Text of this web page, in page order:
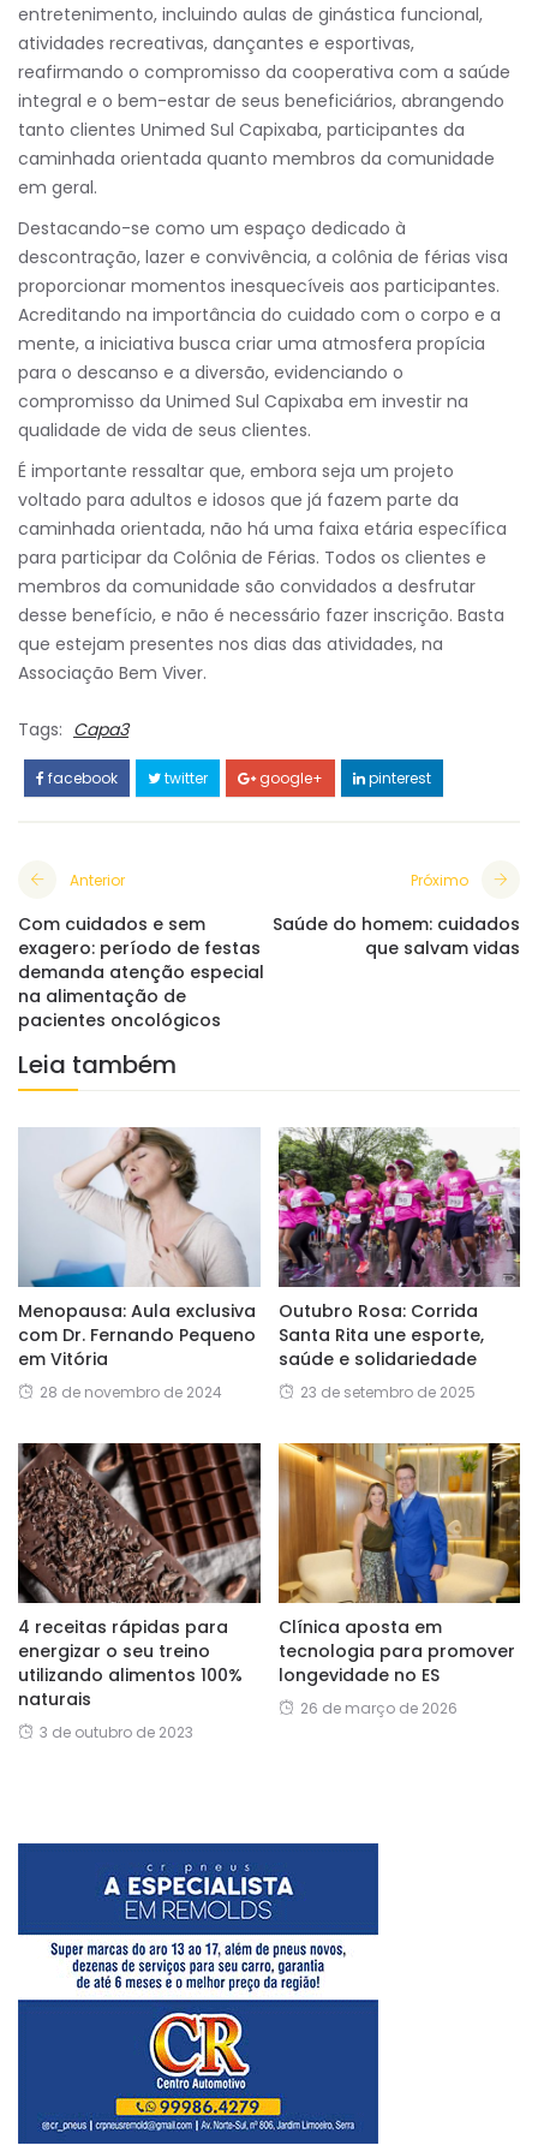
entretenimento, incluindo aulas de ginástica funcional,
atividades recreativas, dançantes e esportivas,
reafirmando o compromisso da cooperativa com a saúde
integral e o bem-estar de seus beneficiários, abrangendo
tanto clientes Unimed Sul Capixaba, participantes da
caminhada orientada quanto membros da comunidade
em geral.
Destacando-se como um espaço dedicado à
descontração, lazer e convivência, a colônia de férias visa
proporcionar momentos inesquecíveis aos participantes.
Acreditando na importância do cuidado com o corpo e a
mente, a iniciativa busca criar uma atmosfera propícia
para o descanso e a diversão, evidenciando o
compromisso da Unimed Sul Capixaba em investir na
qualidade de vida de seus clientes.
É importante ressaltar que, embora seja um projeto
voltado para adultos e idosos que já fazem parte da
caminhada orientada, não há uma faixa etária específica
para participar da Colônia de Férias. Todos os clientes e
membros da comunidade são convidados a desfrutar
desse benefício, e não é necessário fazer inscrição. Basta
que estejam presentes nos dias das atividades, na
Associação Bem Viver.
Tags: Capa3
facebook twitter google+ pinterest
Anterior
Com cuidados e sem
exagero: período de festas
demanda atenção especial
na alimentação de
pacientes oncológicos
Próximo
Saúde do homem: cuidados
que salvam vidas
Leia também
Menopausa: Aula exclusiva
com Dr. Fernando Pequeno
em Vitória
28 de novembro de 2024
Outubro Rosa: Corrida
Santa Rita une esporte,
saúde e solidariedade
23 de setembro de 2025
4 receitas rápidas para
energizar o seu treino
utilizando alimentos 100%
naturais
3 de outubro de 2023
Clínica aposta em
tecnologia para promover
longevidade no ES
26 de março de 2026